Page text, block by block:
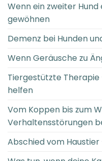
Wenn ein zweiter
gewöhnen
Demenz bei Hunden
Wenn Geräusche zu
Tiergestützte Therapie
helfen
Vom Koppen bis zum
Verhaltensstörungen
Abschied vom